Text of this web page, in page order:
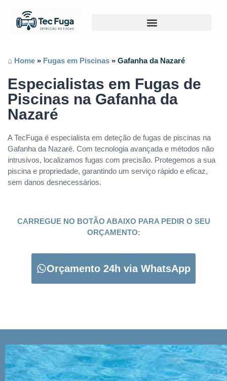
⌂ Home » Fugas em Piscinas » Gafanha da Nazaré
Especialistas em Fugas de
Piscinas na Gafanha da
Nazaré
A TecFuga é especialista em deteção de fugas de piscinas na
Gafanha da Nazaré. Com tecnologia avançada e métodos não
intrusivos, localizamos fugas com precisão. Protegemos a sua
piscina e propriedade, garantindo um serviço rápido e eficaz,
sem danos desnecessários.
CARREGUE NO BOTÃO ABAIXO PARA PEDIR O SEU
ORÇAMENTO:
Orçamento 24h via WhatsApp